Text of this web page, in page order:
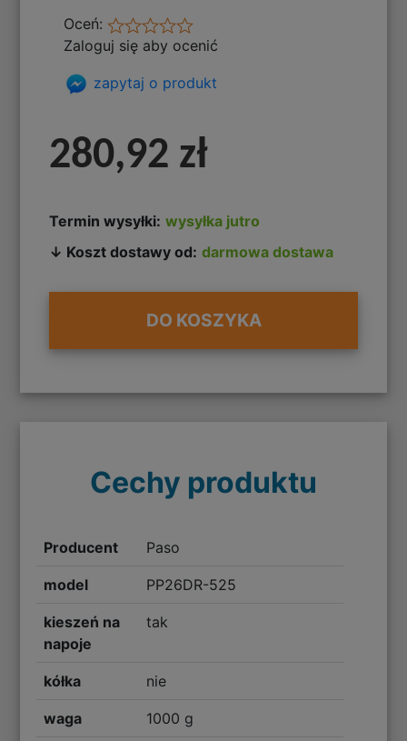
Oceń:
Zaloguj się aby ocenić
zapytaj o produkt
280,92 zł
Termin wysyłki: wysyłka jutro
↓ Koszt dostawy od: darmowa dostawa
DO KOSZYKA
Cechy produktu
Producent Paso
model PP26DR-525
kieszeń na
napoje
tak
kółka nie
waga 1000 g